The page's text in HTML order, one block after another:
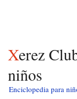
Xerez Club Deportivo para
niños
Enciclopedia para